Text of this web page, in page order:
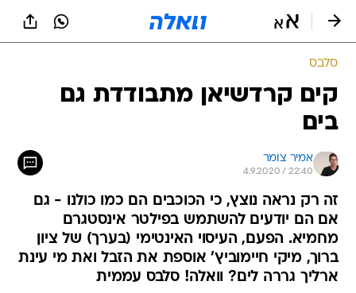
סלבס
קים קרדשיאן מתבודדת גם
בים
אמיר צומר
4.9.2020 / 22:40
זה רק נראה נוצץ, כי הכוכבים הם כמו כולנו - גם
אם הם יודעים להשתמש בפילטר אינסטגרם
מחמיא. הפעם, העיסוי האינטימי (בערך) של ציון
ברוך, מיקי חיימוביץ' אוספת את הזבל ואת מי עינת
ארליך גררה לים? וואלה! סלבס עממית